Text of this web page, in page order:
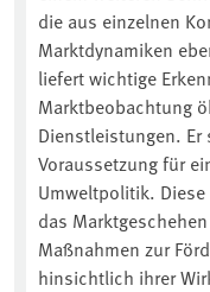
die aus einzelnen
Marktdynamiken
liefert wichtige
Marktbeobachtung
Dienstleistungen.
Voraussetzung für
Umweltpolitik.
das
Maßnahmen zur
hinsichtlich ihrer